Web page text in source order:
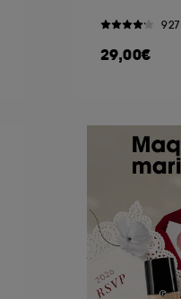
927
29,00€